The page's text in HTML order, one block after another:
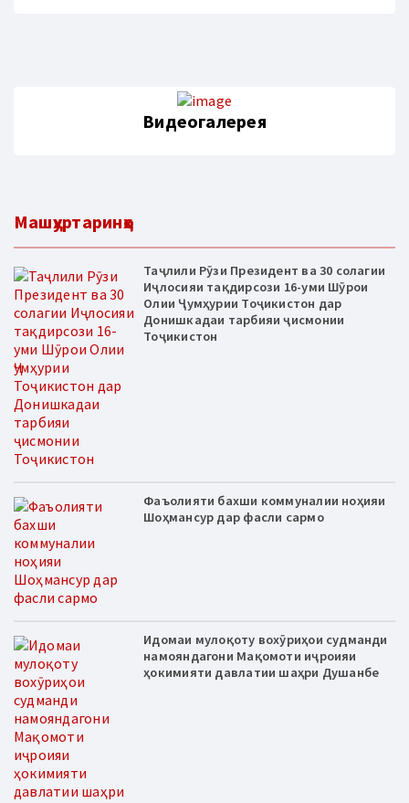
Видеогалерея
Машҳуртаринҳо
Таҷлили Рӯзи Президент ва 30 солагии
Иҷлосияи тақдирсози 16-уми Шӯрои
Олии Ҷумҳурии Тоҷикистон дар
Донишкадаи тарбияи ҷисмонии
Тоҷикистон
Фаъолияти бахши коммуналии ноҳияи
Шоҳмансур дар фасли сармо
Идомаи мулоқоту вохӯриҳои судманди
намояндагони Мақомоти иҷроияи
ҳокимияти давлатии шаҳри Душанбе